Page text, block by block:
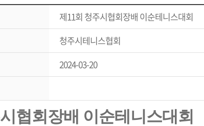
대회참가신청
참가신청조회
제11회 청주시협회장배 이순테니스대회
청주시테니스협회
2024-03-20
협회장배 이순테니스대회